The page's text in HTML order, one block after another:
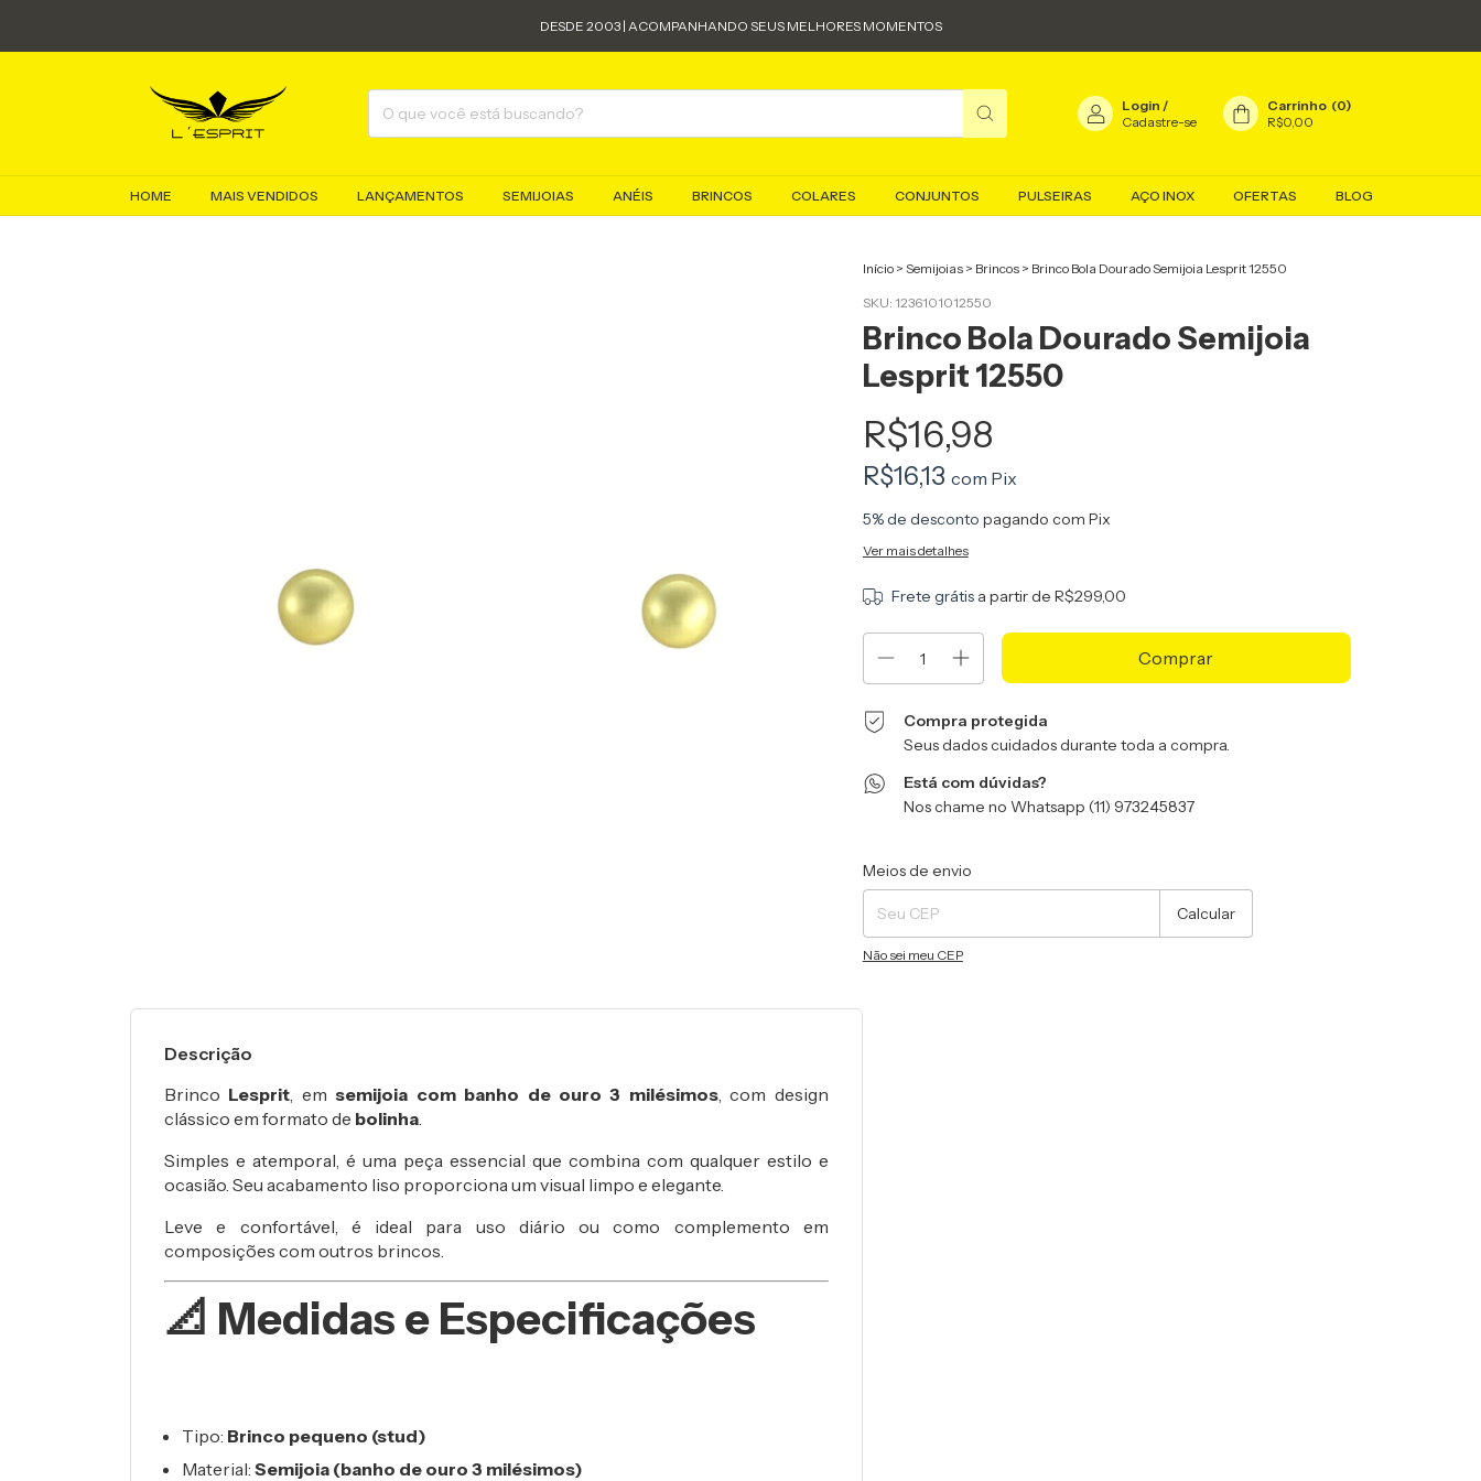
DESDE 2003 | ACOMPANHANDO SEUS MELHORES MOMENTOS
Login /
Cadastre-se
Carrinho (0)
R$0,00
HOME MAIS VENDIDOS LANÇAMENTOS SEMIJOIAS ANÉIS BRINCOS COLARES CONJUNTOS PULSEIRAS AÇO INOX OFERTAS BLOG
Descrição
Brinco Lesprit, emsemijoia com banho de ouro 3 milésimos, com design
clássico em formato de bolinha.
Simples e atemporal, é uma peça essencial que combina com qualquer estilo e
ocasião. Seu acabamento liso proporciona um visual limpo e elegante.
Leve e confortável, é ideal para uso diário ou como complemento em
composições com outros brincos.
📐 Medidas e Especificações
Tipo: Brinco pequeno (stud)
Material: Semijoia (banho de ouro 3 milésimos)
Início > Semijoias > Brincos > Brinco Bola Dourado Semijoia Lesprit 12550
SKU: 1236101012550
Brinco Bola Dourado Semijoia
Lesprit 12550
R$16,98
R$16,13 com Pix
5% de desconto pagando com Pix
Ver mais detalhes
Frete grátis a partir deR$299,00
Compra protegida
Seus dados cuidados durante toda a compra.
Está com dúvidas?
Nos chame no Whatsapp (11) 973245837
Entregas para o CEP:
Meios de envio
Calcular
Não sei meu CEP